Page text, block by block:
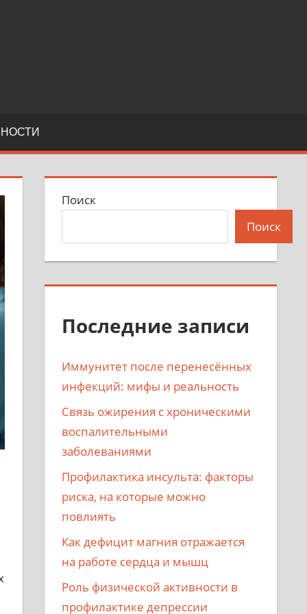
Поиск
Поиск
Последние записи
Иммунитет после перенесённых
инфекций: мифы и реальность
Связь ожирения с хроническими
воспалительными
заболеваниями
Профилактика инсульта: факторы
риска, на которые можно
повлиять
Как дефицит магния отражается
на работе сердца и мышц
Роль физической активности в
профилактике депрессии